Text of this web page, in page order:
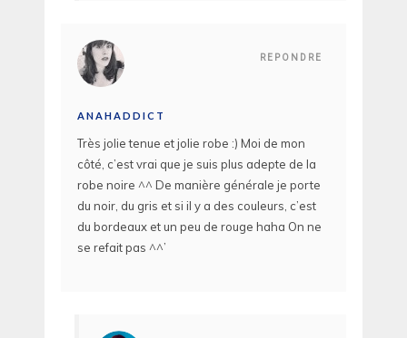
REPONDRE
ANAHADDICT
Très jolie tenue et jolie robe :) Moi de mon
côté, c’est vrai que je suis plus adepte de la
robe noire ^^ De manière générale je porte
du noir, du gris et si il y a des couleurs, c’est
du bordeaux et un peu de rouge haha On ne
se refait pas ^^’